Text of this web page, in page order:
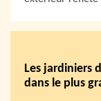
Les jardiniers
dans le plus